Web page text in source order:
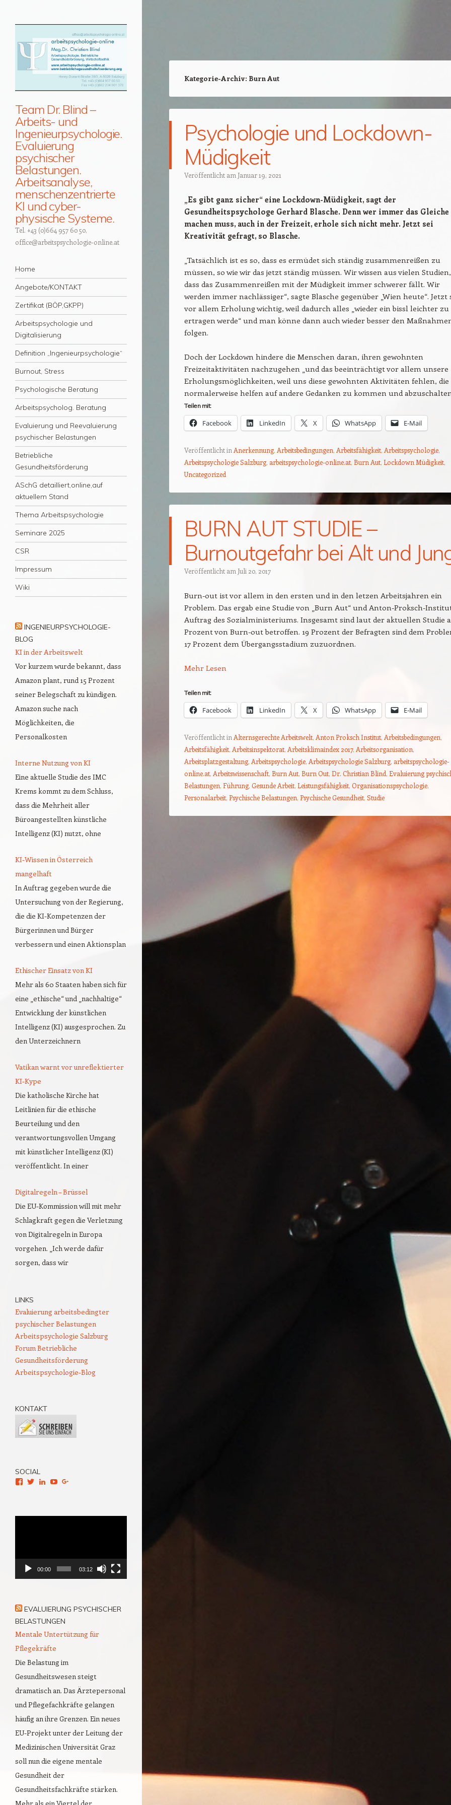
Team Dr. Blind –
Arbeits- und
Ingenieurpsychologie.
Evaluierung
psychischer
Belastungen.
Arbeitsanalyse,
menschenzentrierte
KI und cyber-
physische Systeme.
Tel. +43 (0)664 957 60 50,
office@arbeitspsychologie-online.at
Menü
Zum Inhalt springen
Home
Angebote/KONTAKT
Zertifikat (BÖP,GKPP)
Arbeitspsychologie und
Digitalisierung
Definition „Ingenieurpsychologie“
Burnout, Stress
Psychologische Beratung
Arbeitspsycholog. Beratung
Evaluierung und Reevaluierung
psychischer Belastungen
Betriebliche
Gesundheitsförderung
ASchG detailliert,online,auf
aktuellem Stand
Thema Arbeitspsychologie
Seminare 2025
CSR
Impressum
Wiki
Kategorie-Archiv: Burn Aut
Psychologie und Lockdown-
Müdigkeit
Veröffentlicht am Januar 19, 2021
„Es gibt ganz sicher“ eine Lockdown-Müdigkeit, sagt der
Gesundheitspsychologe Gerhard Blasche. Denn wer immer das Gleiche
machen muss, auch in der Freizeit, erhole sich nicht mehr. Jetzt sei
Kreativität gefragt, so Blasche.
„Tatsächlich ist es so, dass es ermüdet sich ständig zusammenreißen zu
müssen, so wie wir das jetzt ständig müssen. Wir wissen aus vielen Studien,
dass das Zusammenreißen mit der Müdigkeit immer schwerer fällt. Wir
werden immer nachlässiger“, sagte Blasche gegenüber „Wien heute“. Jetzt
vor allem Erholung wichtig, weil dadurch alles „wieder ein bissl leichter zu
ertragen werde“ und man könne dann auch wieder besser den
folgen.
Doch der Lockdown hindere die Menschen daran, ihren gewohnten
Freizeitaktivitäten nachzugehen „und das beeinträchtigt vor allem unsere
Erholungsmöglichkeiten, weil uns diese gewohnten Aktivitäten fehlen,
normalerweise helfen auf andere Gedanken zu kommen und
Teilen mit:
Facebook LinkedIn X WhatsApp E-Mail
Veröffentlicht in Anerkennung, Arbeitsbedingungen, Arbeitsfähigkeit, Arbeitspsychologie,
Arbeitspsychologie Salzburg, arbeitspsychologie-online.at, Burn Aut, Lockdown Müdigkeit,
Uncategorized
BURN AUT STUDIE –
Burnoutgefahr bei Alt und
Veröffentlicht am Juli 20, 2017
Burn-out ist vor allem in den ersten und in den letzen Arbeitsjahren ein
Problem. Das ergab eine Studie von „Burn Aut“ und Anton-Proksch-
Auftrag des Sozialministeriums. Insgesamt sind laut der aktuellen Studie
Prozent von Burn-out betroffen. 19 Prozent der Befragten sind dem
17 Prozent dem Übergangsstadium zuzuordnen.
Mehr Lesen
Teilen mit:
Facebook LinkedIn X WhatsApp E-Mail
Veröffentlicht in Alternsgerechte Arbeitswelt, Anton Proksch Institut, Arbeitsbedingungen,
Arbeitsfähigkeit, Arbeitsinspektorat, Arbeitsklimaindex 2017, Arbeitsorganisation,
Arbeitsplatzgestaltung, Arbeitspsychologie, Arbeitspsychologie Salzburg, arbeitspsychologie-
online.at, Arbeitswissenschaft, Burn Aut, Burn Out, Dr. Christian Blind, Evaluierung
Belastungen, Führung, Gesunde Arbeit, Leistungsfähigkeit, Organisationspsychologie,
Personalarbeit, Psychische Belastungen, Psychische Gesundheit, Studie
INGENIEURPSYCHOLOGIE-
BLOG
KI in der Arbeitswelt
Vor kurzem wurde bekannt, dass
Amazon plant, rund 15 Prozent
seiner Belegschaft zu kündigen.
Amazon suche nach
Möglichkeiten, die
Personalkosten
Interne Nutzung von KI
Eine aktuelle Studie des IMC
Krems kommt zu dem Schluss,
dass die Mehrheit aller
Büroangestellten künstliche
Intelligenz (KI) nutzt, ohne
KI-Wissen in Österreich
mangelhaft
In Auftrag gegeben wurde die
Untersuchung von der Regierung,
die die KI-Kompetenzen der
Bürgerinnen und Bürger
verbessern und einen Aktionsplan
Ethischer Einsatz von KI
Mehr als 60 Staaten haben sich für
eine „ethische“ und „nachhaltige“
Entwicklung der künstlichen
Intelligenz (KI) ausgesprochen. Zu
den Unterzeichnern
Vatikan warnt vor unreflektierter
KI-Kype
Die katholische Kirche hat
Leitlinien für die ethische
Beurteilung und den
verantwortungsvollen Umgang
mit künstlicher Intelligenz (KI)
veröffentlicht. In einer
Digitalregeln – Brüssel
Die EU-Kommission will mit mehr
Schlagkraft gegen die Verletzung
von Digitalregeln in Europa
vorgehen. „Ich werde dafür
sorgen, dass wir
LINKS
Evaluierung arbeitsbedingter
psychischer Belastungen
Arbeitspsychologie Salzburg
Forum Betriebliche
Gesundheitsförderung
Arbeitspsychologie-Blog
KONTAKT
SOCIAL
Facebook
TwitterLinkedInYouTube
00:00 03:12
EVALUIERUNG PSYCHISCHER
BELASTUNGEN
Mentale Untertützung für
Pflegekräfte
Die Belastung im
Gesundheitswesen steigt
dramatisch an. Das Ärztepersonal
und Pflegefachkräfte gelangen
häufig an ihre Grenzen. Ein neues
EU-Projekt unter der Leitung der
Medizinischen Universität Graz
soll nun die eigene mentale
Gesundheit der
Gesundheitsfachkräfte stärken.